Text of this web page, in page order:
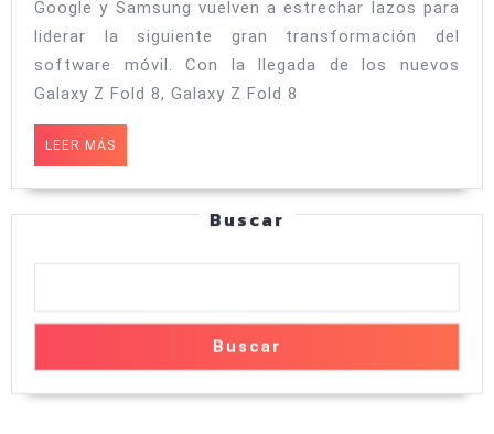
los
8
8:
así
Google y Samsung vuelven a estrechar lazos para
liderar la siguiente gran transformación del
software móvil. Con la llegada de los nuevos
Galaxy Z Fold 8, Galaxy Z Fold 8
LEER MÁS
MÁS
Buscar
Buscar